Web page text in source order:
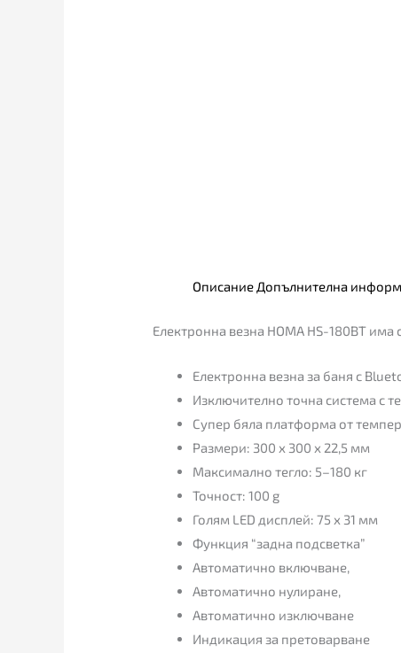
Описание Допълнителна
Електронна везна HOMA HS-180BT има
Електронна везна за баня с
Изключително точна система с
Супер бяла платформа от
Размери: 300 х 300 х 22,5 мм
Максимално тегло: 5–180 кг
Точност: 100 g
Голям LED дисплей: 75 х 31 мм
Функция “задна подсветка”
Автоматично включване,
Автоматично нулиране,
Автоматично изключване
Индикация за претоварване